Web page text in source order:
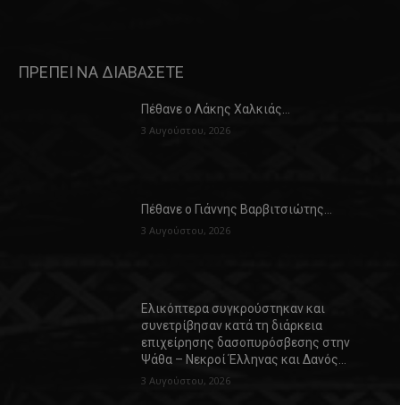
ΠΡΕΠΕΙ ΝΑ ΔΙΑΒΑΣΕΤΕ
Πέθανε ο Λάκης Χαλκιάς…
3 Αυγούστου, 2026
Πέθανε ο Γιάννης Βαρβιτσιώτης…
3 Αυγούστου, 2026
Ελικόπτερα συγκρούστηκαν και
συνετρίβησαν κατά τη διάρκεια
επιχείρησης δασοπυρόσβεσης στην
Ψάθα – Νεκροί Έλληνας και Δανός…
3 Αυγούστου, 2026